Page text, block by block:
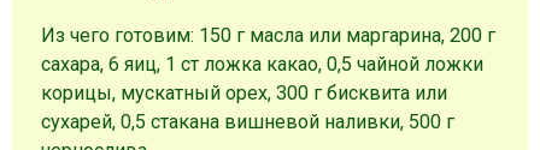
Из чего готовим: 150 г масла или маргарина, 200 г
сахара, 6 яиц, 1 ст ложка какао, 0,5 чайной ложки
корицы, мускатный орех, 300 г бисквита или
сухарей, 0,5 стакана вишневой наливки, 500 г